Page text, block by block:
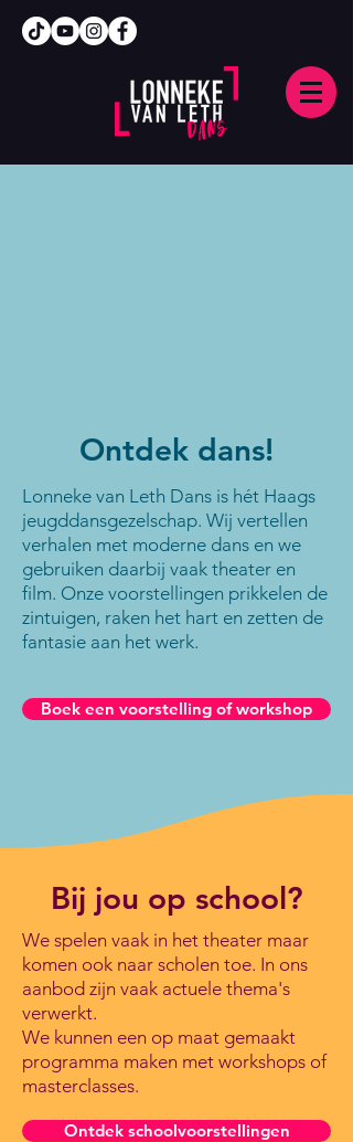
Ontdek dans!
Lonneke van Leth Dans is hét Haags
jeugddansgezelschap. Wij vertellen
verhalen met moderne dans en we
gebruiken daarbij vaak theater en
film. Onze voorstellingen prikkelen de
zintuigen, raken het hart en zetten de
fantasie aan het werk.
Boek een voorstelling of workshop
Bij jou op school?
We spelen vaak in het theater maar
komen ook naar scholen toe. In ons
aanbod zijn vaak actuele thema's
verwerkt.
We kunnen een op maat gemaakt
programma maken met workshops of
masterclasses.
Ontdek schoolvoorstellingen